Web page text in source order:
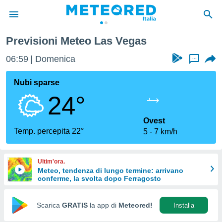
di
per
le
di
Web
Previsioni Meteo Las Vegas
06:59 Domenica ...
Nubi sparse
24°
Temp. percepita 22°
Ovest
5
7 km/h
Ultim'ora.
Meteo, tendenza di lungo termine: arrivano
conferme, la svolta dopo Ferragosto
Scarica GRATIS la app di Meteored! Installa